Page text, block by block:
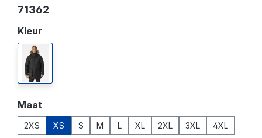
71362
Selecteer
Kleur
990 black
Selecteer
Maat
2XS XS S M L XL 2XL 3XL 4XL